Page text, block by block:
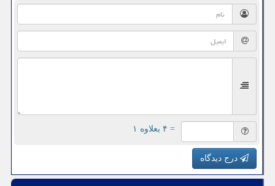
= ۴ بعلاوه ۱
درج دیدگاه